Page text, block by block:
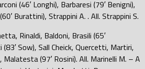
(46′ Longhi), Barbaresi (79′ Benigni),
Burattini), Strappini A. . All. Strappini S.
Rinaldi, Baldoni, Brasili (65′
Sow), Sall Cheick, Quercetti, Martiri,
(97′ Rosini). All. Marinelli M. – A